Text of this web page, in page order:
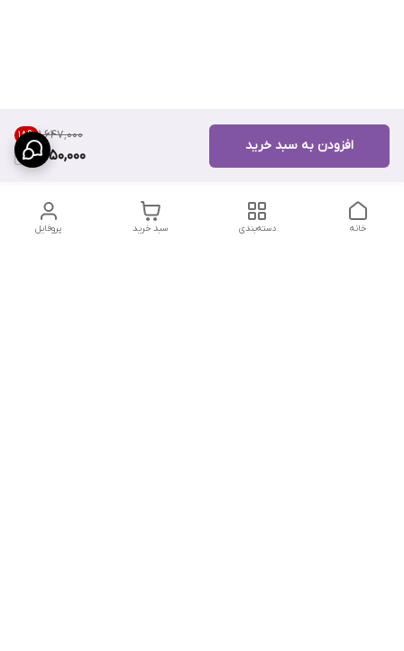
۱٬۶۴۷٬۰۰۰ 18%
1,350,000
افزودن به سبد خرید
پروفایل سبد خرید دسته‌بندی خانه